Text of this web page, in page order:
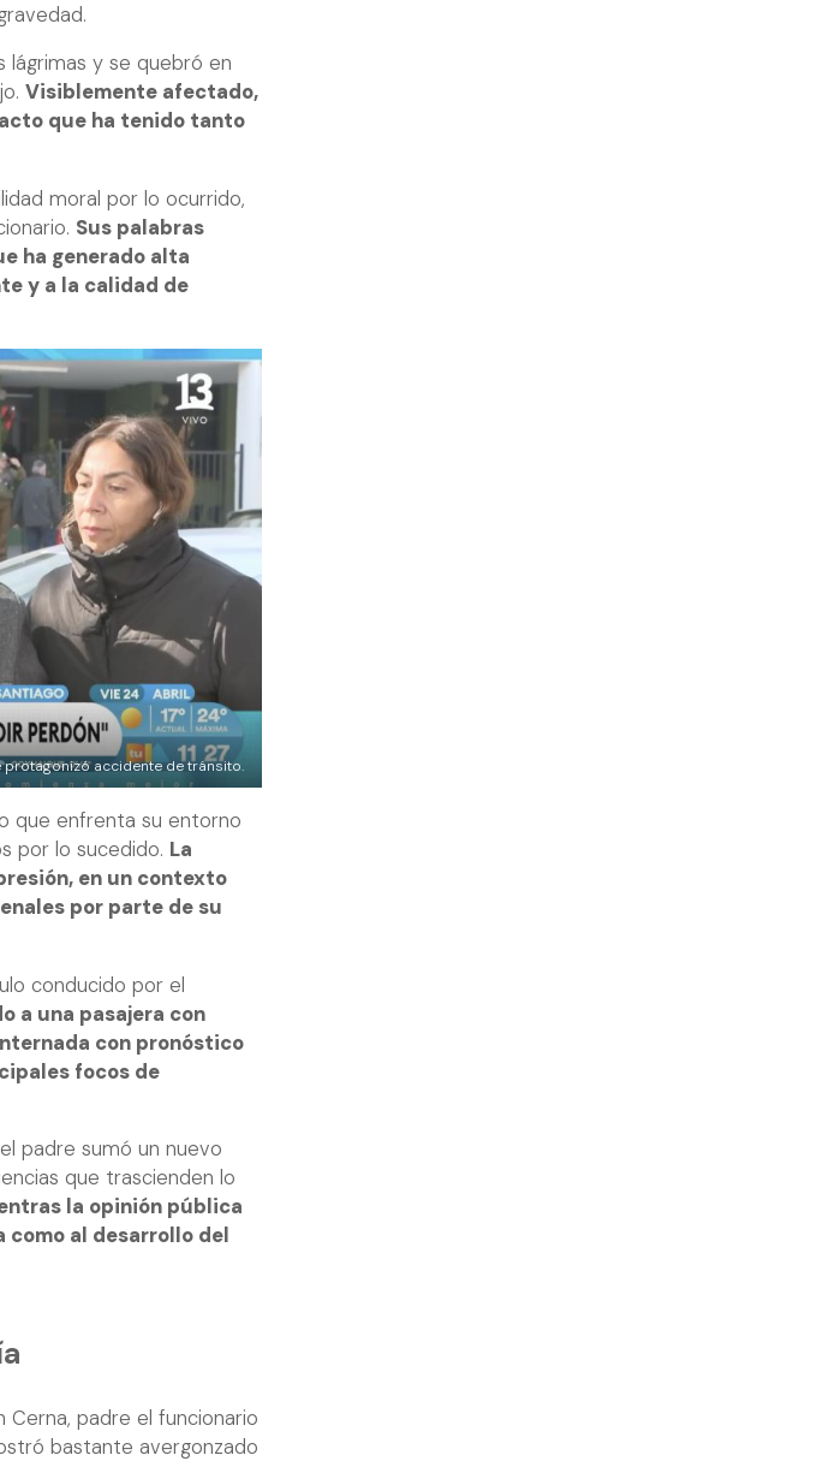
lágrimas y se quebró en
Visiblemente afectado,
que ha tenido tanto
moral por lo ocurrido,
Sus palabras
ha generado alta
y a la calidad de
accidente de tránsito.
que enfrenta su entorno
por lo sucedido. La
en un contexto
por parte de su
conducido por el
a una pasajera con
con pronóstico
focos de
padre sumó un nuevo
que trascienden lo
la opinión pública
al desarrollo del
Cerna, padre el funcionario
bastante avergonzado